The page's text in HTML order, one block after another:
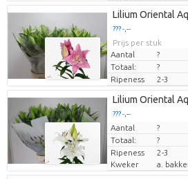
Lilium Oriental
??? -,--
Prijs per stuk
Aantal
?
Totaal:
?
Ripeness
2-3
Lilium Oriental
??? -,--
Prijs per stuk
Aantal ?
Totaal:
?
Ripeness
2-3
Kweker
a.